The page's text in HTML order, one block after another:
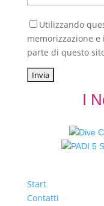
Utilizzando
memorizzazione
parte di questo
I
Start
Contatti